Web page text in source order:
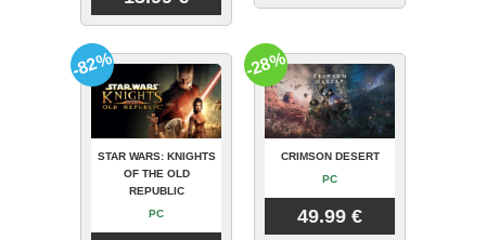
STAR WARS: KNIGHTS
OF THE OLD
REPUBLIC
PC
-82%
CRIMSON DESERT
PC
49.99 €
-28%